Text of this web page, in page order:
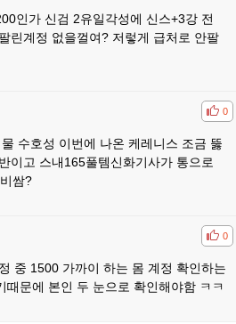
인가 신검 2유일각성에 신스+3강 전
린계정 없을껄여? 저렇게 급처로 안팔
비공감
0
수호성 이번에 나온 케레니스 조금 뚫
이고 스내165풀템신화기사가 통으로
쌈?
비공감
0
중 1500 가까이 하는 몸 계정 확인하는
문에 본인 두 눈으로 확인해야함 ㅋㅋ